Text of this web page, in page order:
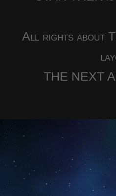
All rights about
THE NEXT